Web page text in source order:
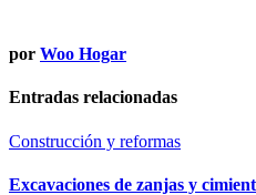
por Woo Hogar
Entradas relacionadas
Construcción y reformas
Excavaciones de zanjas y